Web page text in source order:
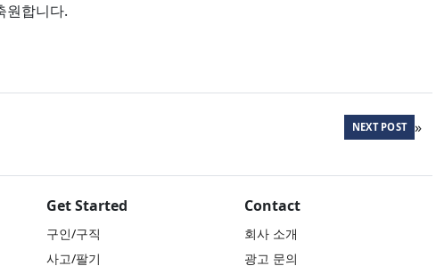
원합니다.
NEXT POST »
Get Started
구인/구직
사고/팔기
Contact
회사 소개
광고 문의